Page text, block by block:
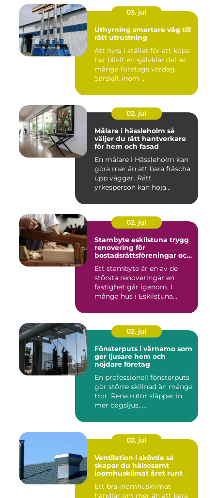
03. jul
Uthyrning smartare väg till
rätt utrustning
Att hyra i stället för att köpa
har blivit en självklar del av
många företags vardag.
Särskilt inom ...
02. jul
Målare i hässleholm så
väljer du rätt hantverkare
för hem och fasad
En målare i Hässleholm kan
göra mer än att bara fräscha
upp väggar. Rätt
yrkesperson kan höja
02. jul
Stambyte eskilstuna trygg
renovering för
bostadsrättsföreningar och
Ett stambyte är en av de
största renoveringar en
fastighet går igenom. I
många hus i Eskilstuna
02. jul
Fönsterputs i värnamo som
ger ljusare hem och
nöjdare företag
En professionell fönsterputs
gör större skillnad än många
tror. Rena rutor släpper in
mer dagsljus, ...
02. jul
Ventilation i skövde så
skapar du hälsosamt
inomhusklimat året runt
Ett bra inomhusklimat
handlar om mer än att bara